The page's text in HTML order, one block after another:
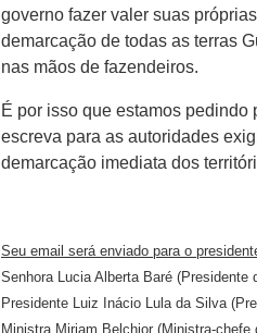
governo fazer valer suas
demarcação de todas as terras
nas mãos de fazendeiros.
É por isso que estamos pedindo
escreva para as autoridades
demarcação imediata dos
Seu email será enviado para o
Senhora Lucia Alberta Baré (Presidente
Presidente Luiz Inácio Lula da Silva
Ministra Miriam Belchior (Ministra-chefe